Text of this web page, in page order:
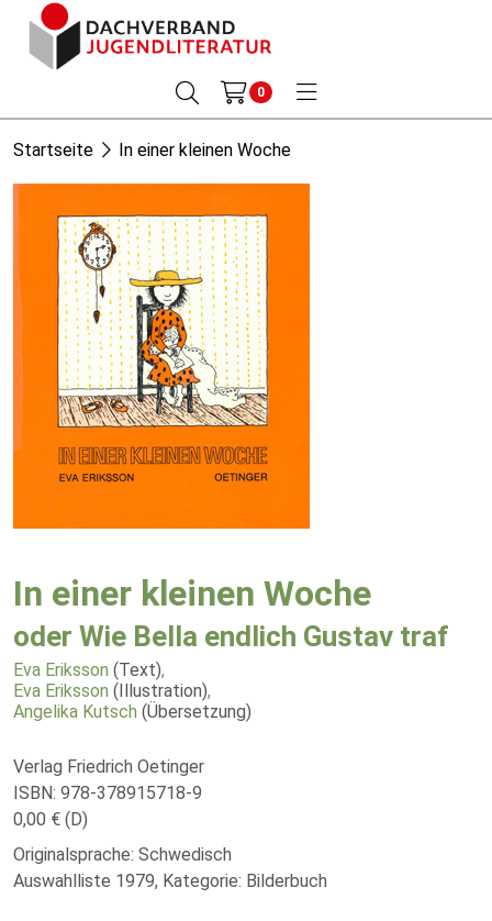
0
Startseite In einer kleinen Woche
In einer kleinen Woche
oder Wie Bella endlich Gustav traf
Eva Eriksson (Text),
Eva Eriksson (Illustration),
Angelika Kutsch (Übersetzung)
Verlag Friedrich Oetinger
ISBN: 978-378915718-9
0,00 € (D)
Originalsprache: Schwedisch
Auswahlliste 1979, Kategorie: Bilderbuch